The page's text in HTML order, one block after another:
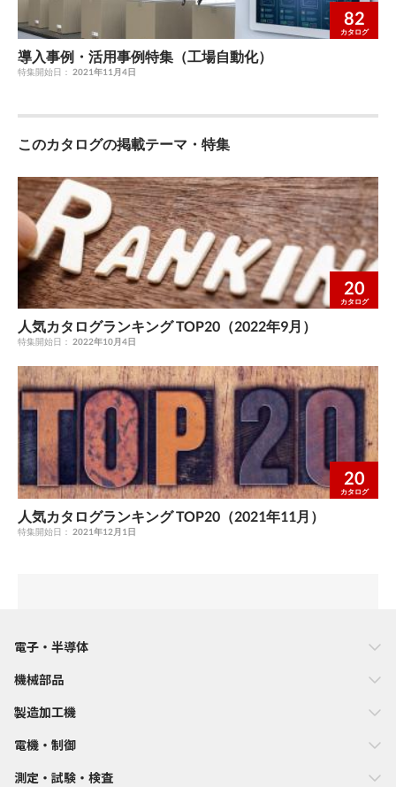
82
カタログ
導入事例・活用事例特集（工場自動化）
特集開始日： 2021年11月4日
このカタログの掲載テーマ・特集
20
カタログ
人気カタログランキング TOP20（2022年9月）
特集開始日： 2022年10月4日
20
カタログ
人気カタログランキング TOP20（2021年11月）
特集開始日： 2021年12月1日
電子・半導体
機械部品
製造加工機
電機・制御
測定・試験・検査